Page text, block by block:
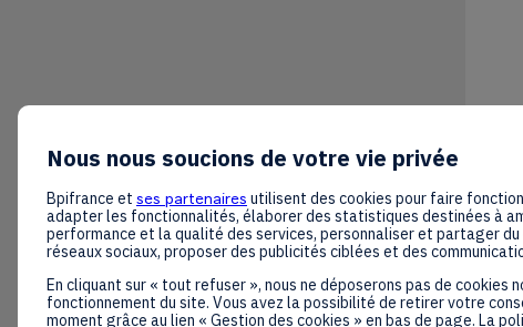
Nous nous soucions de votre vie privée
Bpifrance et ses partenaires utilisent des cookies pour faire
adapter les fonctionnalités, élaborer des statistiques destinées à
performance et la qualité des services, personnaliser et partager du
réseaux sociaux, proposer des publicités ciblées et des
En cliquant sur « tout refuser », nous ne déposerons pas de cookies
fonctionnement du site. Vous avez la possibilité de retirer votre
moment grâce au lien « Gestion des cookies » en bas de page. La